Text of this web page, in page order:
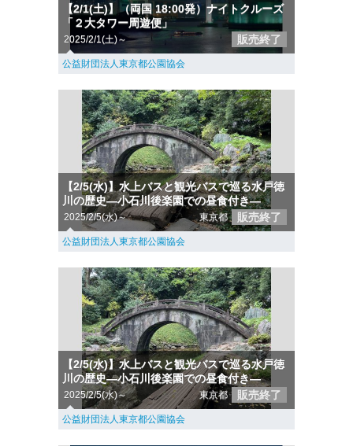
【2/1(土)】（両国 18:00発）ナイトクルーズ
「２大タワー周遊便」
2025/2/1(土)～ 販売終了
公益財団法人東京都公園協会
【2/5(水)】水上バスと観光バスで巡る水戸徳
川の歴史―小石川後楽園での昼食付き―
2025/2/5(水)～ 東京都 販売終了
公益財団法人東京都公園協会
【2/5(水)】水上バスと観光バスで巡る水戸徳
川の歴史―小石川後楽園での昼食付き―
2025/2/5(水)～ 東京都 販売終了
公益財団法人東京都公園協会